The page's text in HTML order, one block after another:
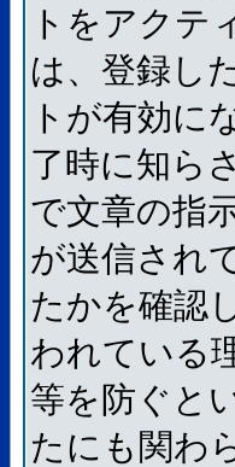
トをアクテ
は、登録し
トが有効に
了時に知ら
で文章の指
が送信され
たかを確認
われている
等を防ぐと
たにも関わ